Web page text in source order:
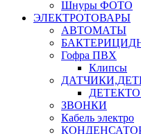
Шнуры ФОТО
ЭЛЕКТРОТОВАРЫ
АВТОМАТЫ
Гофра ПВХ
Клипсы
ЗВОНКИ
Кабель электро